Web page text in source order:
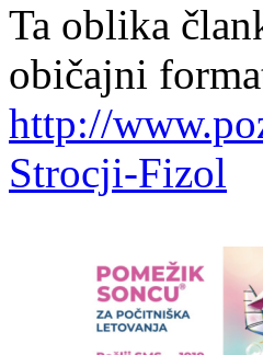
Ta oblika
običajni
http://
Strocji-Fizol